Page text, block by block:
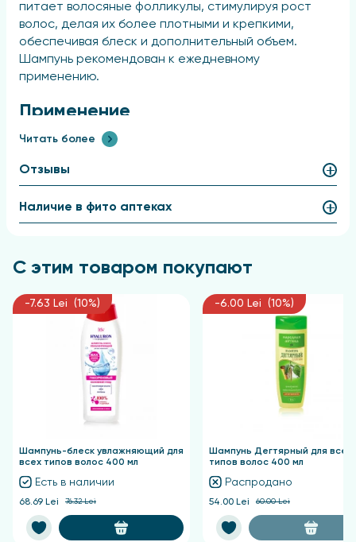
питает волосяные фолликулы, стимулируя рост
волос, делая их более плотными и крепкими,
обеспечивая блеск и дополнительный объем.
Шампунь рекомендован к ежедневному
применению.
Применение
Нанесите незначительное количество шампуня на
влажные волосы, вспеньте, массируя кожу головы, и
Читать более
Отзывы
Наличие в фито аптеках
С этим товаром покупают
-7.63 Lei (10%)
Шампунь-блеск увлажняющий для
всех типов волос 400 мл
Есть в наличии
68.69 Lei 76.32 Lei
-6.00 Lei (10%)
Шампунь Дегтярный для всех
типов волос 400 мл
Распродано
54.00 Lei 60.00 Lei